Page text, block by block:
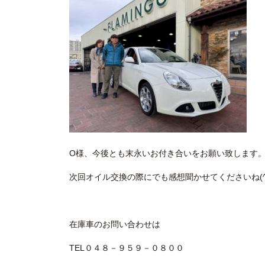
O様、今後とも末永いお付き合いをお願い致します
次回オイル交換の際にでも感想聞かせてくださいね
在庫車のお問い合わせは
TEL０４８－９５９－０８００